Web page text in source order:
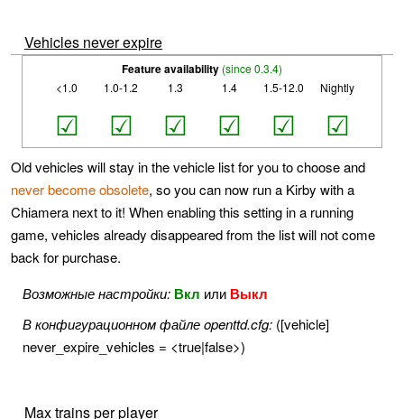
Vehicles never expire
Feature availability (since 0.3.4)
<1.0
☑
1.0-1.2
☑
1.3
☑
1.4
☑
1.5-12.0
☑
Nightly
☑
Old vehicles will stay in the vehicle list for you to choose and
never become obsolete, so you can now run a Kirby with a
Chiamera next to it! When enabling this setting in a running
game, vehicles already disappeared from the list will not come
back for purchase.
Возможные настройки: Вкл или Выкл
В конфигурационном файле openttd.cfg: ([vehicle]
never_expire_vehicles = <true|false>)
Max trains per player